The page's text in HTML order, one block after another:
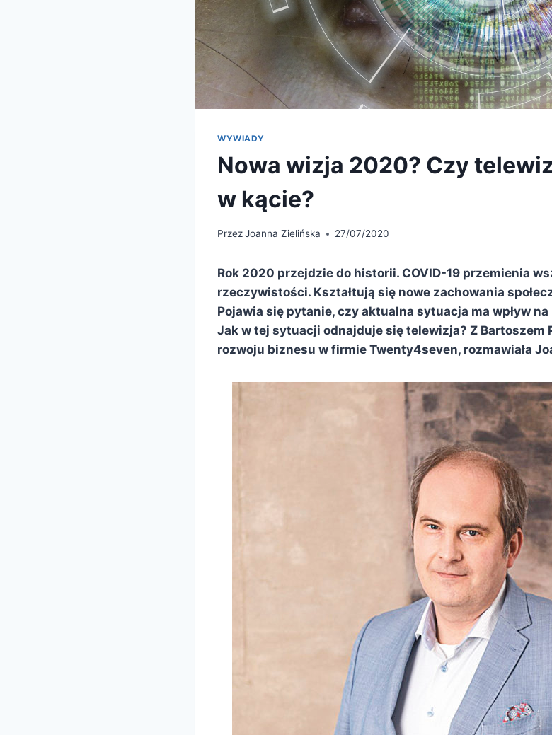
WYWIADY
Nowa wizja 2020? Czy
w kącie?
PrzezJoanna Zielińska 27/07/2020
Rok 2020 przejdzie do historii. COVID-19 przemienia
rzeczywistości. Kształtują się nowe zachowania
Pojawia się pytanie, czy aktualna sytuacja ma wpływ
Jak w tej sytuacji odnajduje się telewizja? Z Bartoszem
rozwoju biznesu w firmie Twenty4seven, rozmawiała